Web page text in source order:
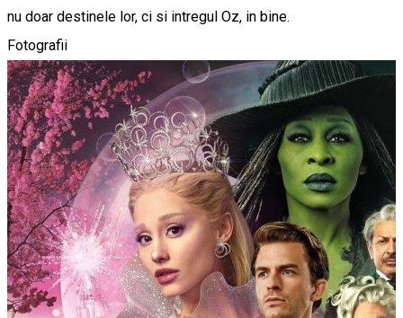
nu doar destinele lor, ci si intregul Oz, in bine.
Fotografii